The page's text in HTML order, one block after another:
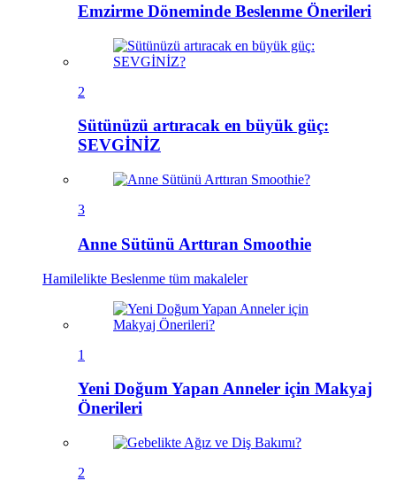
Emzirme Döneminde Beslenme Önerileri
2
Sütünüzü artıracak en büyük güç:
SEVGİNİZ
3
Anne Sütünü Arttıran Smoothie
Hamilelikte Beslenme tüm makaleler
1
Yeni Doğum Yapan Anneler için Makyaj
Önerileri
2